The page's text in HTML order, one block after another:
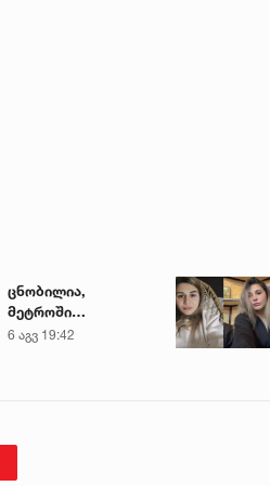
ცნობილია,
მეტროში
გარდაცვლილი 21
6 აგვ 19:42